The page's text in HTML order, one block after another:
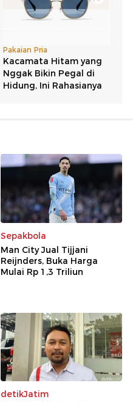
Sepakbola
Man City Jual Tijjani
Reijnders, Buka Harga
Mulai Rp 1,3 Triliun
detikJatim